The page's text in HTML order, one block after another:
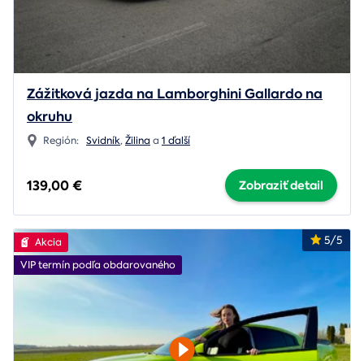
Zážitková jazda na Lamborghini Gallardo na
okruhu
Región: Svidník,Žilina a 1 ďalší
139,00 € Zobraziť detail
5/5
Akcia
VIP termín podľa obdarovaného